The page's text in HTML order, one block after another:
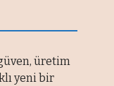
üretim
yeni bir